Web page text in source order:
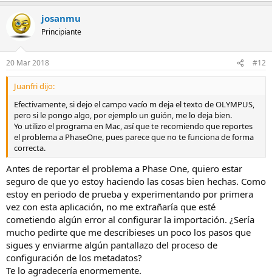
josanmu
Principiante
20 Mar 2018 #12
Juanfri dijo:
Efectivamente, si dejo el campo vacío m deja el texto de OLYMPUS,
pero si le pongo algo, por ejemplo un guión, me lo deja bien.
Yo utilizo el programa en Mac, así que te recomiendo que reportes
el problema a PhaseOne, pues parece que no te funciona de forma
correcta.
Antes de reportar el problema a Phase One, quiero estar
seguro de que yo estoy haciendo las cosas bien hechas. Como
estoy en periodo de prueba y experimentando por primera
vez con esta aplicación, no me extrañaría que esté
cometiendo algún error al configurar la importación. ¿Sería
mucho pedirte que me describieses un poco los pasos que
sigues y enviarme algún pantallazo del proceso de
configuración de los metadatos?
Te lo agradecería enormemente.